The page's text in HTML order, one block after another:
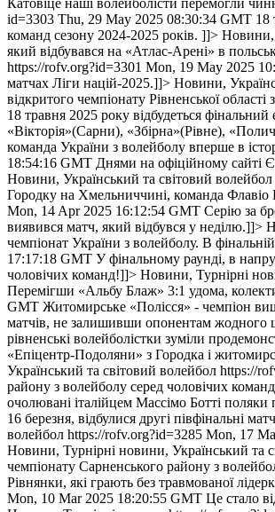
Катовіце наші волейболісти перемогли
id=3303 Thu, 29 May 2025 08:30:34 GMT 18
команд сезону 2024-2025 років. ]]> Новини,
який відбувався на «Атлас-Арені» в
https://rofv.org?id=3301 Mon, 19 May 2025
матчах Ліги націй-2025.]]> Новини,
відкритого чемпіонату Рівненської
18 травня 2025 року відбудеться
«Вікторія»(Сарни), «Збірна»(Рівне),
команда України з волейболу вперше в
18:54:16 GMT Днями на офіційному сайті
Новини, Український та світовий волейбол
Городку на Хмельниччині, команда Флавіо
Mon, 14 Apr 2025 16:12:54 GMT Серію за
виявився матч, який відбувся у неділю.]]>
чемпіонат України з волейболу. В
17:17:18 GMT У фінальному раунді, в
чоловічих команд!]]> Новини, Турнірні
Перемігши «Альбу Блаж» 3:1 удома,
GMT Житомирське «Полісся» - чемпіон
матчів, не залишивши опонентам жодного
рівненські волейболістки зуміли
«Епіцентр-Подоляни» з Городка і
Український та світовий волейбол https://
району з волейболу серед чоловічих
очолювані італійцем Массімо Ботті
16 березня, відбулися другі півфінальні
волейбол https://rofv.org?id=3285 Mon, 17
Новини, Турнірні новини, Український та
чемпіонату Сарненського району з
Рівнянки, які грають без травмованої
Mon, 10 Mar 2025 18:20:55 GMT Це стало